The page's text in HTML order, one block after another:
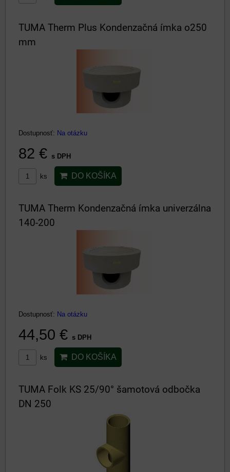
TUMA Therm Plus Kondenzačná ímka o250
mm
Dostupnosť: Na otázku
82 € s DPH
ks DO KOŠÍKA
TUMA Therm Kondenzačná ímka univerzálna
140-200
Dostupnosť: Na otázku
44,50 € s DPH
ks DO KOŠÍKA
TUMA Folk KS 25/90° šamotová odbočka
DN 250